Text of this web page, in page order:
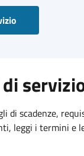
di scadenze,
leggi i termini e